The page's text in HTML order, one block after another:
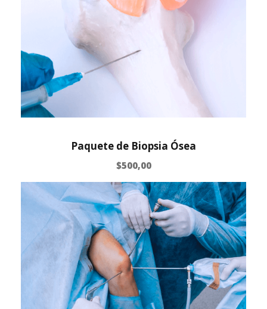
Paquete de Biopsia Ósea
$500,00